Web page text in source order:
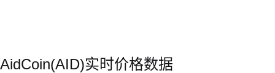
AidCoin(AID)实时价格数据